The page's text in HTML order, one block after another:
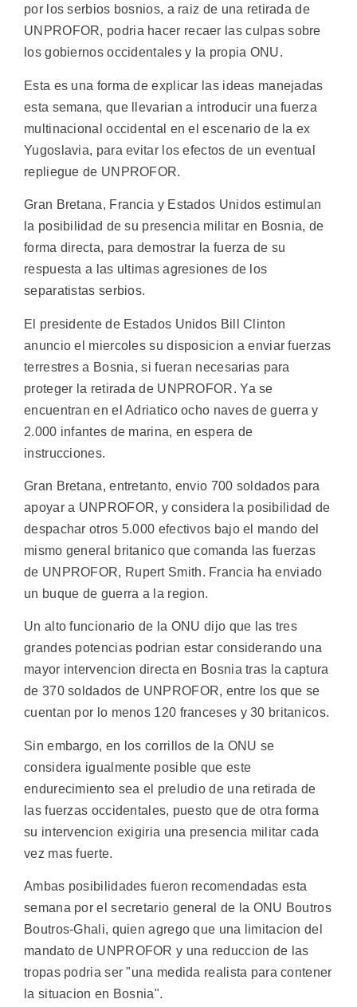
por los serbios bosnios, a raiz de una retirada de
UNPROFOR, podria hacer recaer las culpas sobre
los gobiernos occidentales y la propia ONU.
Esta es una forma de explicar las ideas manejadas
esta semana, que llevarian a introducir una fuerza
multinacional occidental en el escenario de la ex
Yugoslavia, para evitar los efectos de un eventual
repliegue de UNPROFOR.
Gran Bretana, Francia y Estados Unidos estimulan
la posibilidad de su presencia militar en Bosnia, de
forma directa, para demostrar la fuerza de su
respuesta a las ultimas agresiones de los
separatistas serbios.
El presidente de Estados Unidos Bill Clinton
anuncio el miercoles su disposicion a enviar fuerzas
terrestres a Bosnia, si fueran necesarias para
proteger la retirada de UNPROFOR. Ya se
encuentran en el Adriatico ocho naves de guerra y
2.000 infantes de marina, en espera de
instrucciones.
Gran Bretana, entretanto, envio 700 soldados para
apoyar a UNPROFOR, y considera la posibilidad de
despachar otros 5.000 efectivos bajo el mando del
mismo general britanico que comanda las fuerzas
de UNPROFOR, Rupert Smith. Francia ha enviado
un buque de guerra a la region.
Un alto funcionario de la ONU dijo que las tres
grandes potencias podrian estar considerando una
mayor intervencion directa en Bosnia tras la captura
de 370 soldados de UNPROFOR, entre los que se
cuentan por lo menos 120 franceses y 30 britanicos.
Sin embargo, en los corrillos de la ONU se
considera igualmente posible que este
endurecimiento sea el preludio de una retirada de
las fuerzas occidentales, puesto que de otra forma
su intervencion exigiria una presencia militar cada
vez mas fuerte.
Ambas posibilidades fueron recomendadas esta
semana por el secretario general de la ONU Boutros
Boutros-Ghali, quien agrego que una limitacion del
mandato de UNPROFOR y una reduccion de las
tropas podria ser "una medida realista para contener
la situacion en Bosnia".